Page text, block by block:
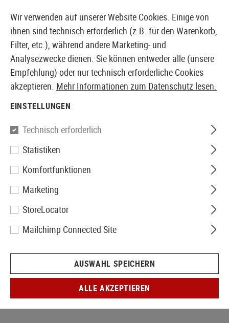
EUROPÄISCHER AIRSOFT SHOP & GROßHÄNDLER
Blackhawk
9 Inch Speed Clips 6pcs
Wir verwenden auf unserer Website Cookies. Einige von
ihnen sind technisch erforderlich (z.B. für den Warenkorb,
Filter, etc.), während andere Marketing- und
Analysezwecke dienen. Sie können entweder alle (unsere
Empfehlung) oder nur technisch erforderliche Cookies
akzeptieren. Mehr Informationen zum Datenschutz lesen.
EINSTELLUNGEN
Technisch erforderlich
Statistiken
Komfortfunktionen
Marketing
StoreLocator
Mailchimp Connected Site
AUSWAHL SPEICHERN
ALLE AKZEPTIEREN